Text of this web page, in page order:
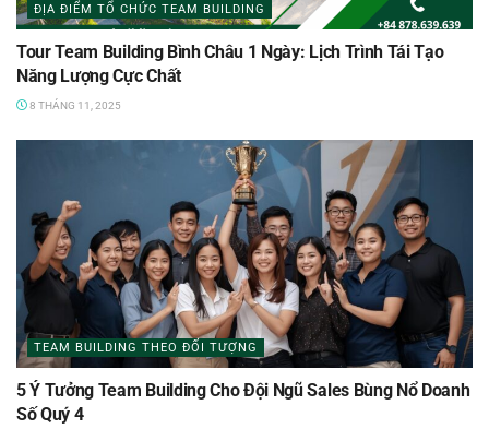
ĐỊA ĐIỂM TỔ CHỨC TEAM BUILDING
Tour Team Building Bình Châu 1 Ngày: Lịch Trình Tái Tạo
Năng Lượng Cực Chất
8 THÁNG 11, 2025
TEAM BUILDING THEO ĐỐI TƯỢNG
5 Ý Tưởng Team Building Cho Đội Ngũ Sales Bùng Nổ Doanh
Số Quý 4